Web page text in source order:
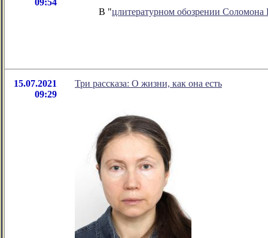
09:54
В "цлитературном обозрении
15.07.2021
09:29
Три рассказа: О жизни, как она есть